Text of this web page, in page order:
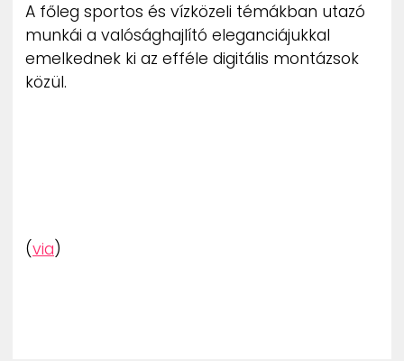
A főleg sportos és vízközeli témákban utazó
munkái a valósághajlító eleganciájukkal
emelkednek ki az efféle digitális montázsok
közül.
(via)